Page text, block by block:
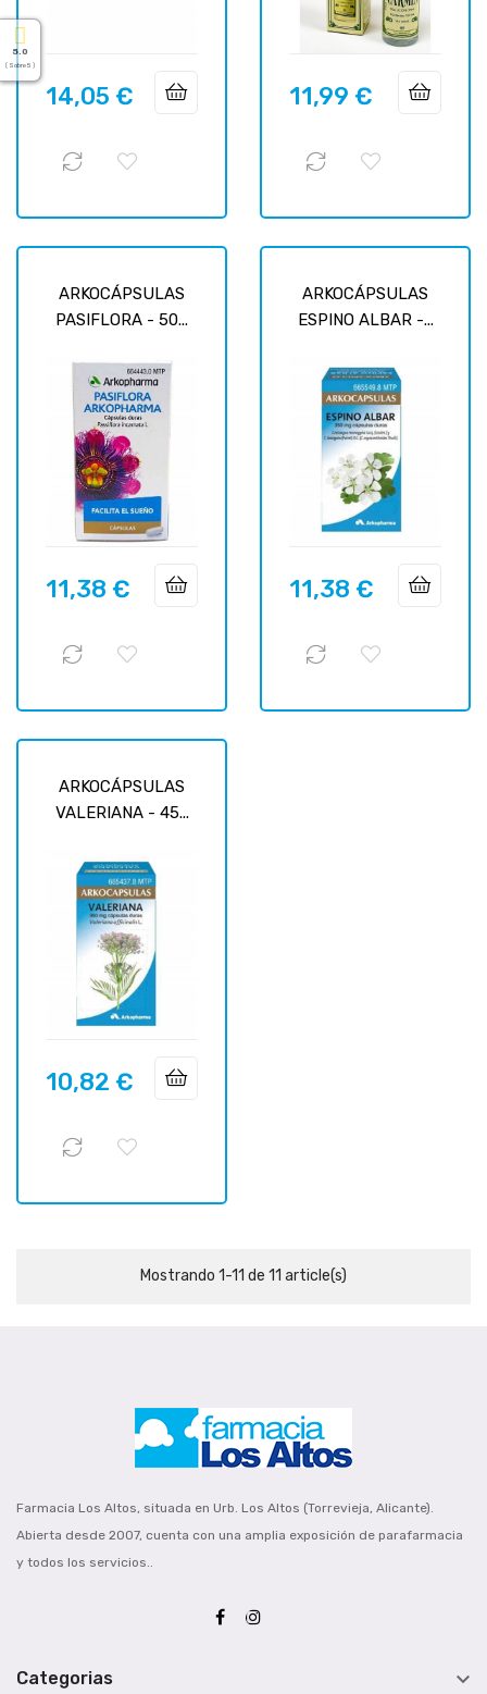
Precio
14,05 € Precio
11,99 €
ARKOCÁPSULAS
PASIFLORA - 50...
Precio
11,38 €
ARKOCÁPSULAS
ESPINO ALBAR -...
Precio
11,38 €
ARKOCÁPSULAS
VALERIANA - 45...
Precio
10,82 €
Mostrando 1-11 de 11 article(s)
Farmacia Los Altos, situada en Urb. Los Altos (Torrevieja, Alicante).
Abierta desde 2007, cuenta con una amplia exposición de parafarmacia
y todos los servicios..
Categorias 
5.0
( Sobre 5 )